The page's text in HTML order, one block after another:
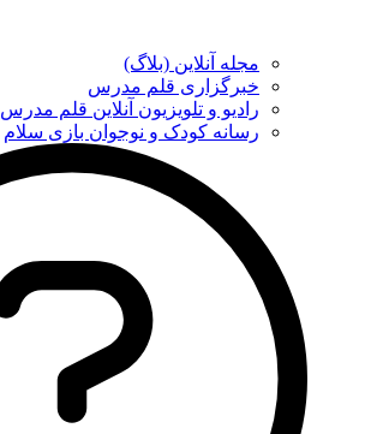
مجله آنلاین (بلاگ)
خبرگزاری قلم مدرس
رادیو و تلویزیون آنلاین قلم مدرس
رسانه کودک و نوجوان بازی سلام